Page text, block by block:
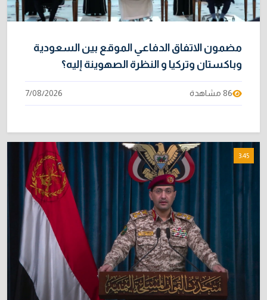
مضمون الاتفاق الدفاعي الموقع بين السعودية
وباكستان وتركيا و النظرة الصهوينة إليه؟
86 مشاهدة 7/08/2026
3:45